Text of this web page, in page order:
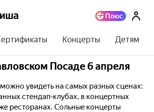
Концерты Детям
Посаде 6 апреля
увидеть на самых разных сценах:
стендап-клубах, в концертных
ресторанах. Сольные концерты